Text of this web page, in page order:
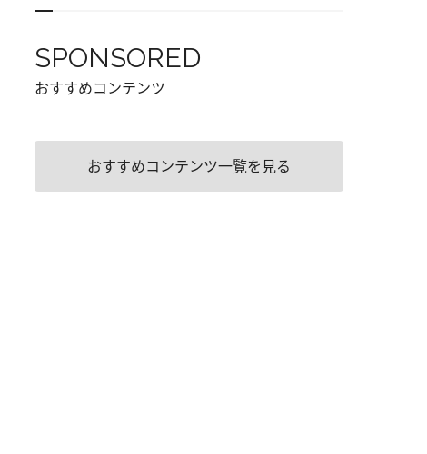
SPONSORED
おすすめコンテンツ
おすすめコンテンツ一覧を見る